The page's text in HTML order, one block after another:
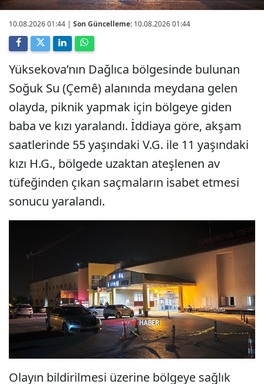
10.08.2026 01:44 | Son Güncelleme: 10.08.2026 01:44
Yüksekova’nın Dağlıca bölgesinde bulunan
Soğuk Su (Çemê) alanında meydana gelen
olayda, piknik yapmak için bölgeye giden
baba ve kızı yaralandı. İddiaya göre, akşam
saatlerinde 55 yaşındaki V.G. ile 11 yaşındaki
kızı H.G., bölgede uzaktan ateşlenen av
tüfeğinden çıkan saçmaların isabet etmesi
sonucu yaralandı.
Olayın bildirilmesi üzerine bölgeye sağlık